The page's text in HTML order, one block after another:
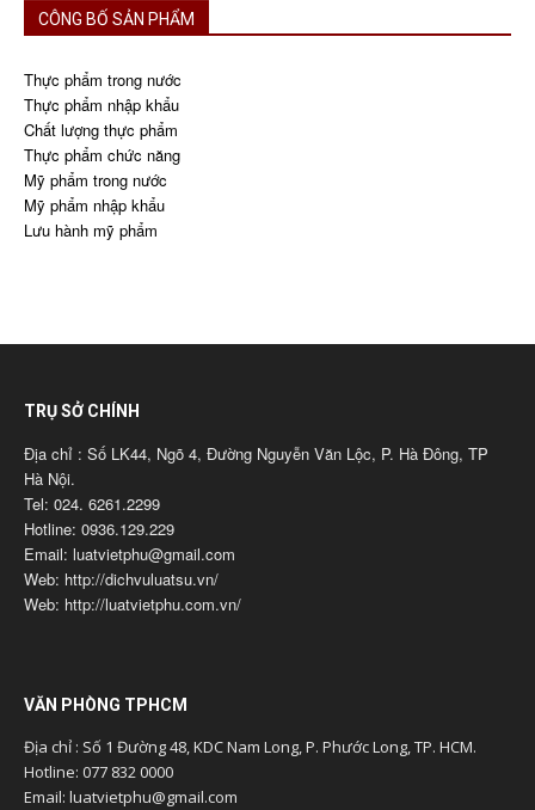
CÔNG BỐ SẢN PHẨM
Thực phẩm trong nước
Thực phẩm nhập khẩu
Chất lượng thực phẩm
Thực phẩm chức năng
Mỹ phẩm trong nước
Mỹ phẩm nhập khẩu
Lưu hành mỹ phẩm
TRỤ SỞ CHÍNH
Địa chỉ : Số LK44, Ngõ 4, Đường Nguyễn Văn Lộc, P. Hà Đông, TP
Hà Nội.
Tel: 024. 6261.2299
Hotline: 0936.129.229
Email: luatvietphu@gmail.com
Web: http://dichvuluatsu.vn/
Web: http://luatvietphu.com.vn/
VĂN PHÒNG TPHCM
Địa chỉ : Số 1 Đường 48, KDC Nam Long, P. Phước Long, TP. HCM.
Hotline: 077 832 0000
Email: luatvietphu@gmail.com